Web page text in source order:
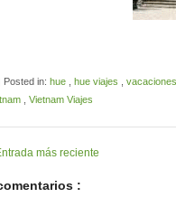
Posted in: hue hue viajes
Vietnam Viajes
más reciente
: